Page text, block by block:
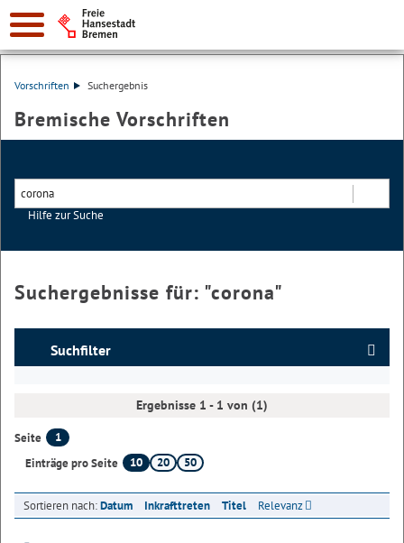
Vorschriften Suchergebnis
Bremische Vorschriften
Hilfe zur Suche
Suchergebnisse für: "corona"
Suchfilter
Ergebnisse 1 - 1 von (1)
Seite
1
Einträge pro Seite
10 20 50
Sortieren nach:Datum Inkrafttreten Titel Relevanz